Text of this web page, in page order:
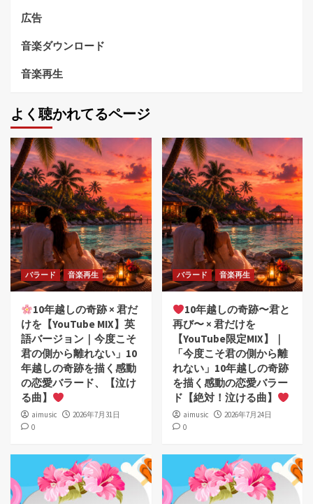
広告
音楽ダウンロード
音楽再生
よく聴かれてるページ
バラード 音楽再生
10年越しの奇跡 × 君だ
けを【YouTube MIX】英
語バージョン｜今度こそ
君の側から離れない」10
年越しの奇跡を描く感動
の恋愛バラード、【泣け
る曲】
aimusic
2026年7月31日
0
バラード 音楽再生
10年越しの奇跡〜君と
再び〜 × 君だけを
【YouTube限定MIX】｜
「今度こそ君の側から離
れない」10年越しの奇跡
を描く感動の恋愛バラー
ド【絶対！泣ける曲】
aimusic
2026年7月24日
0